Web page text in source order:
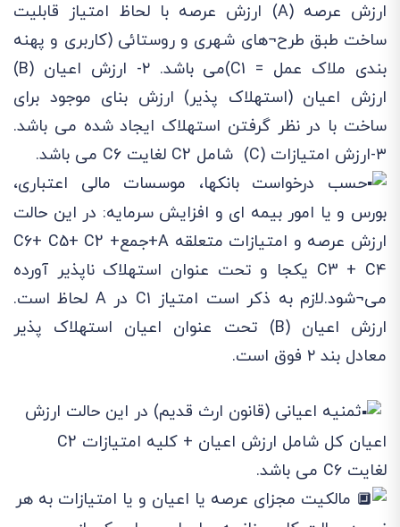
ارزش عرصه (A) ارزش عرصه با لحاظ امتیاز قابلیت
ساخت طبق طرح¬های شهری و روستائی (کاربری و پهنه
بندی ملاک عمل = C1)می باشد. ٢- ارزش اعیان (B)
ارزش اعیان (استهلاک پذیر) ارزش بنای موجود برای
ساخت با در نظر گرفتن استهلاک ایجاد شده می باشد.
٣-ارزش امتیازات (C) شامل C2 لغایت C6 می باشد.
حسب درخواست بانکها، موسسات مالی اعتباری،
بورس و یا امور بیمه ای و افزایش سرمایه: در این حالت
ارزش عرصه و امتیازات متعلقه A+جمعC6+ C5+ C2 +
C3 + C4 یکجا و تحت عنوان استهلاک ناپذیر آورده
می¬شود.لازم به ذکر است امتیاز C1 در A لحاظ است.
ارزش اعیان (B) تحت عنوان اعیان استهلاک پذیر
معادل بند ۲ فوق است.
ثمنیه اعیانی (قانون ارث قدیم) در این حالت ارزش
اعیان کل شامل ارزش اعیان + کلیه امتیازات C2
لغایت C6 می باشد.
مالکیت مجزای عرصه یا اعیان و یا امتیازات به هر